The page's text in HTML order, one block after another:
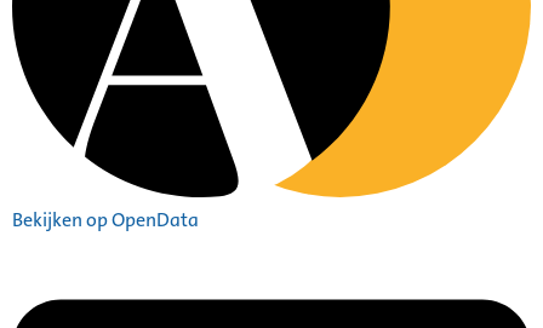
Bekijken op OpenData